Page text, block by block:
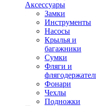
Аксессуары
Замки
Инструменты
Насосы
Крылья и
багажники
Сумки
Фляги и
Фонари
Чехлы
Подножки